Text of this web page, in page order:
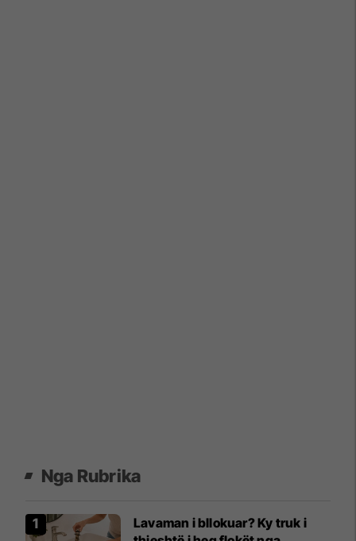
Nga Rubrika
Lavaman i bllokuar? Ky truk i